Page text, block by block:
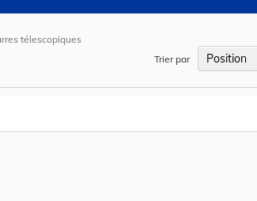
télescopiques
Trier par